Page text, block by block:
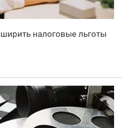
налоговые льготы